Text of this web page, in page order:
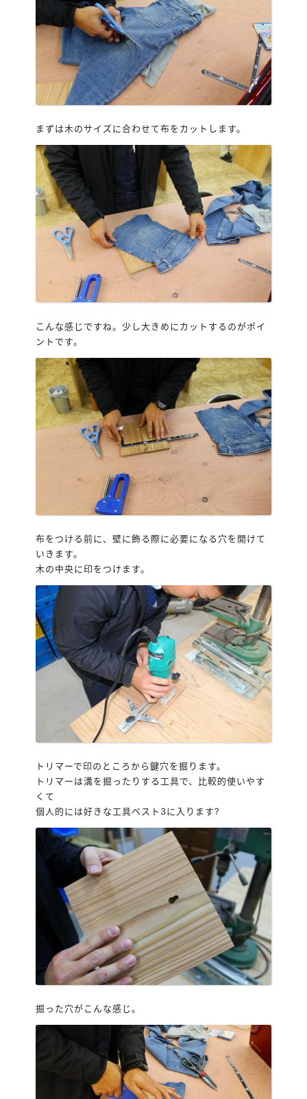
まずは木のサイズに合わせて布をカットします。
こんな感じですね。少し大きめにカットするのがポイ
ントです。
布をつける前に、壁に飾る際に必要になる穴を開けて
いきます。
木の中央に印をつけます。
トリマーで印のところから鍵穴を掘ります。
トリマーは溝を掘ったりする工具で、比較的使いやす
くて
個人的には好きな工具ベスト3に入ります?
掘った穴がこんな感じ。